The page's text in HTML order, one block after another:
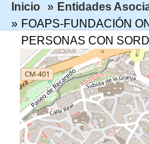
ir a página:
Inicio ir a página:
Entidades
FOAPS-FUNDACIÓN
PERSONAS CON